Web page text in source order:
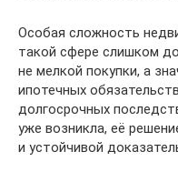
Особая сложность
такой сфере слишком
не мелкой покупки, а
ипотечных
долгосрочных
уже возникла, её
и устойчивой